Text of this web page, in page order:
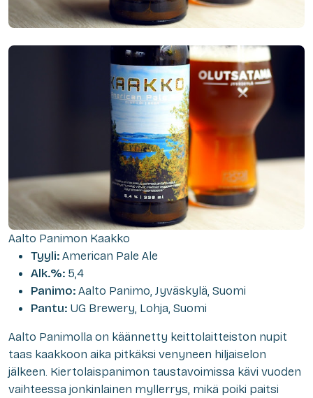
Aalto Panimon Kaakko
Tyyli:American Pale Ale
Alk.%: 5,4
Panimo:Aalto Panimo, Jyväskylä, Suomi
Pantu: UG Brewery, Lohja, Suomi
Aalto Panimolla on käännetty keittolaitteiston nupit
taas kaakkoon aika pitkäksi venyneen hiljaiselon
jälkeen. Kiertolaispanimon taustavoimissa kävi vuoden
vaihteessa jonkinlainen myllerrys, mikä poiki paitsi